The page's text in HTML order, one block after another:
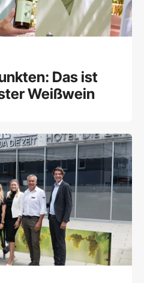
Das ist
Weißwein